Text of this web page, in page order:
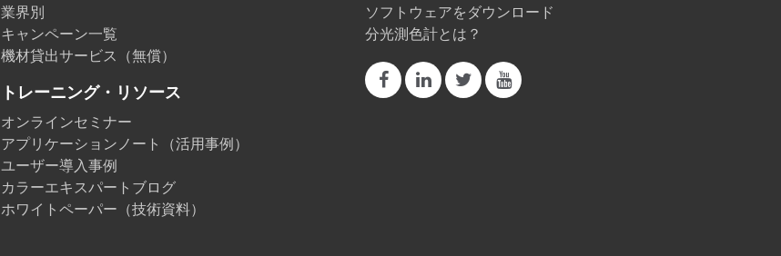
業界別
キャンペーン一覧
機材貸出サービス（無償）
トレーニング・リソース
オンラインセミナー
アプリケーションノート（活用事例）
ユーザー導入事例
カラーエキスパートブログ
ホワイトペーパー（技術資料）
ソフトウェアをダウンロード
分光測色計とは？